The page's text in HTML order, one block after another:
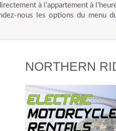
à l’appartement à
nous les options du menu
NORTHERN